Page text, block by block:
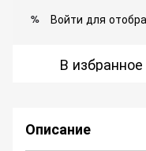
% Войти для
В избранное
Описание